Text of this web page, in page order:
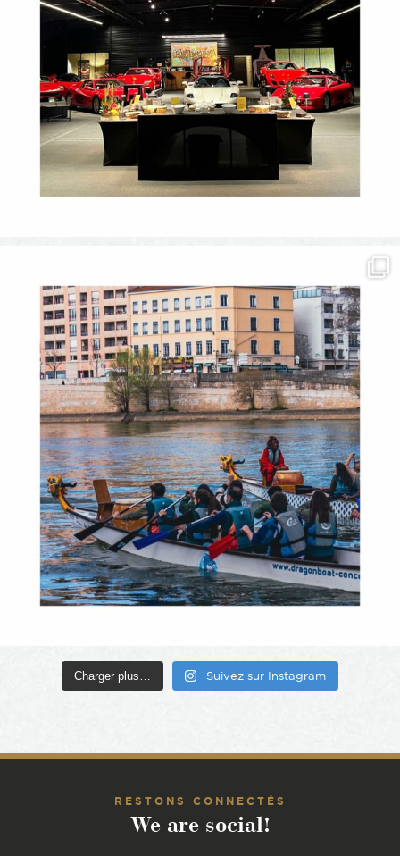
Charger plus… Suivez sur Instagram
RESTONS CONNECTÉS
We are social!